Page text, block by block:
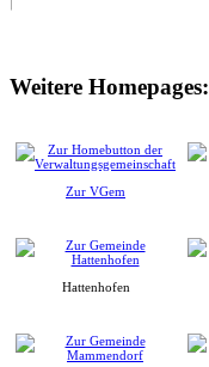
Weitere Homepages:
Zur VGem
Hattenhofen